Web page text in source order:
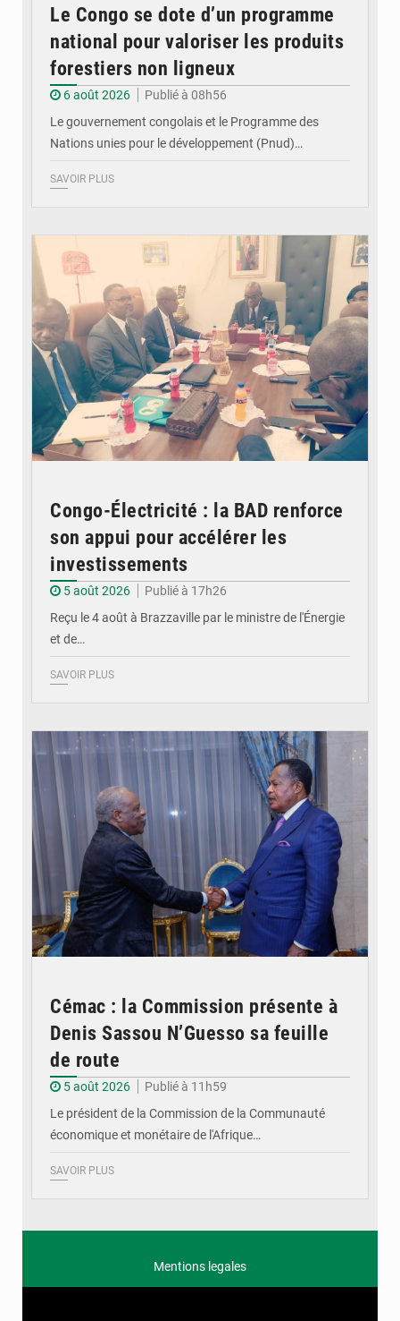
Le Congo se dote d’un programme
national pour valoriser les produits
forestiers non ligneux
6 août 2026
Publié à 08h56
Le gouvernement congolais et le Programme des
Nations unies pour le développement (Pnud)…
SAVOIR PLUS
Congo-Électricité : la BAD renforce
son appui pour accélérer les
investissements
5 août 2026
Publié à 17h26
Reçu le 4 août à Brazzaville par le ministre de l'Énergie
et de…
SAVOIR PLUS
Cémac : la Commission présente à
Denis Sassou N’Guesso sa feuille
de route
5 août 2026
Publié à 11h59
Le président de la Commission de la Communauté
économique et monétaire de l'Afrique…
SAVOIR PLUS
Mentions legales